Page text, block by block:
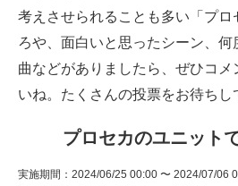
考えさせられることも多い「プロ
ろや、面白いと思ったシーン、
曲などがありましたら、ぜひコメ
いね。たくさんの投票をお待ちし
プロセカのユニット
実施期間：2024/06/25 00:00 〜 2024/07/06